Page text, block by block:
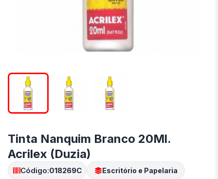
Tinta Nanquim Branco 20Ml.
Acrilex (Duzia)
Código:018269C Escritório e Papelaria